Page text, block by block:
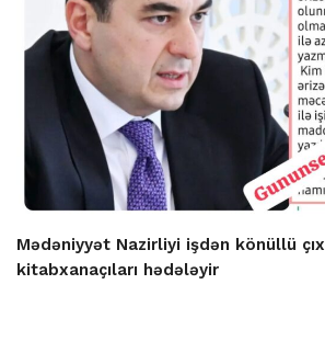
Mədəniyyət Nazirliyi işdən könüllü
kitabxanaçıları hədələyir